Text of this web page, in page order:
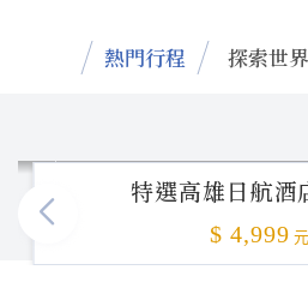
熱門行程 探索世界
特選高雄日航酒
$ 4,999